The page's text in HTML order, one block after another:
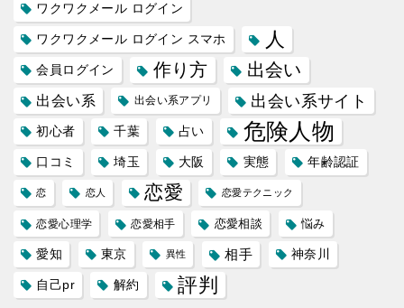
ワクワクメール ログイン
ワクワクメール ログイン スマホ 人
会員ログイン 作り方 出会い
出会い系 出会い系アプリ 出会い系サイト
初心者 千葉 占い 危険人物
口コミ 埼玉 大阪 実態 年齢認証
恋 恋人 恋愛 恋愛テクニック
恋愛心理学 恋愛相手 恋愛相談 悩み
愛知 東京 異性 相手 神奈川
自己pr 解約 評判